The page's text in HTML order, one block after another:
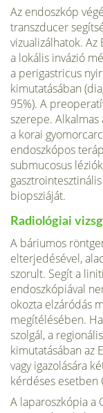
Az endoszkóp
transzducer
vizualizálhatok.
a lokális invázió
a perigastricus
kimutatásá­ban
95%). A
szerepe. Alkalmas
a korai
endoszkópos
submucosus
biopsziáját.
Radiológiai
A báriumos
elterjedésével,
szorult. Segít a
endoszkópiával
okozta elzáródás
megítélésében.
szolgál, a
kimutatásában az
vagy igazolására
kérdéses esetben
A laparoszkópia a